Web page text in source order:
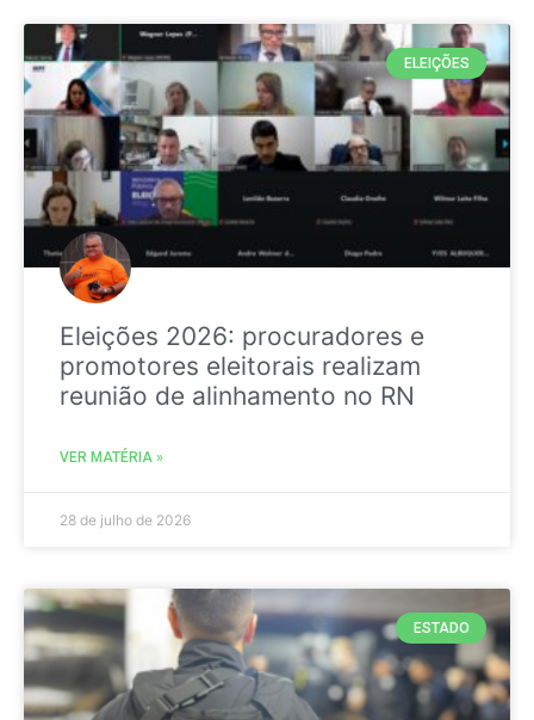
ELEIÇÕES
Eleições 2026: procuradores e
promotores eleitorais realizam
reunião de alinhamento no RN
VER MATÉRIA »
28 de julho de 2026
ESTADO